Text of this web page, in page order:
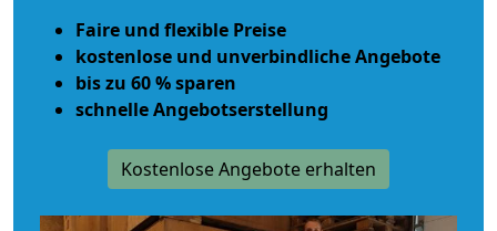
Faire und flexible Preise
kostenlose und unverbindliche Angebote
bis zu 60 % sparen
schnelle Angebotserstellung
Kostenlose Angebote erhalten